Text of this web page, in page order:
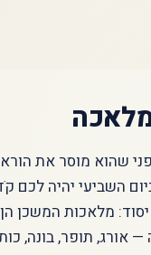
שהוא מוסר את
השביעי יהיה לכם
מלאכות המשכן
אורג, תופר, בונה,